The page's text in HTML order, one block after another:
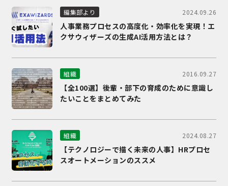
編集部より 2024.09.26
人事業務プロセスの高度化・効率化を実現！エ
クサウィザーズの生成AI活用方法とは？
組織 2016.09.27
【全100選】後輩・部下の育成のために意識し
たいことをまとめてみた
組織 2024.08.27
【テクノロジーで描く未来の人事】HRプロセ
スオートメーションのススメ